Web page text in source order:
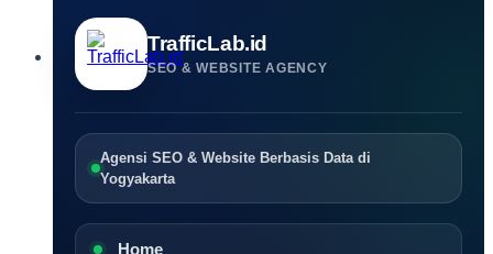
TrafficLab.id
SEO & WEBSITE AGENCY
Agensi SEO & Website Berbasis Data di
Yogyakarta
Home